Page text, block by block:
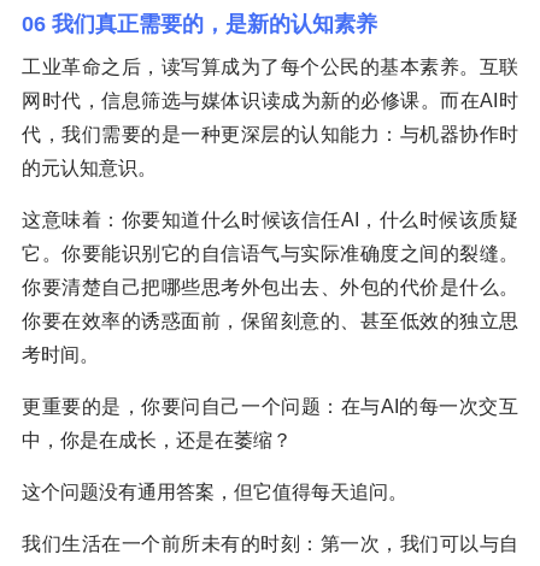
06 我们真正需要的，是新的认知素养
工业革命之后，读写算成为了每个公民的基本素养。互联
网时代，信息筛选与媒体识读成为新的必修课。而在AI时
代，我们需要的是一种更深层的认知能力：与机器协作时
的元认知意识。
这意味着：你要知道什么时候该信任AI，什么时候该质疑
它。你要能识别它的自信语气与实际准确度之间的裂缝。
你要清楚自己把哪些思考外包出去、外包的代价是什么。
你要在效率的诱惑面前，保留刻意的、甚至低效的独立思
考时间。
更重要的是，你要问自己一个问题：在与AI的每一次交互
中，你是在成长，还是在萎缩？
这个问题没有通用答案，但它值得每天追问。
我们生活在一个前所未有的时刻：第一次，我们可以与自